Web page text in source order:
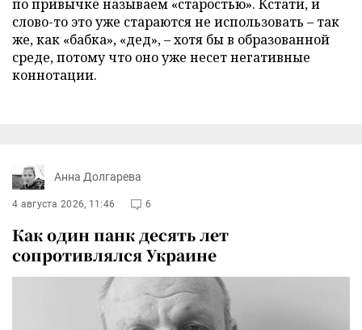
по привычке называем «старостью». Кстати, и
слово-то это уже стараются не использовать – так
же, как «бабка», «дед», – хотя бы в образованной
среде, потому что оно уже несет негативные
коннотации.
Анна Долгарева
4 августа 2026, 11:46 6
Как один панк десять лет
сопротивлялся Украине